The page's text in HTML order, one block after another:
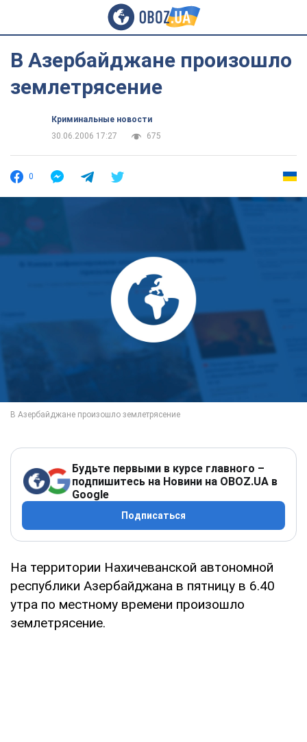
В Азербайджане произошло
землетрясение
Криминальные новости
30.06.2006 17:27
675
0
Будьте первыми в курсе главного –
подпишитесь на Новини на OBOZ.UA в
Google
Подписаться
На территории Нахичеванской автономной
республики Азербайджана в пятницу в 6.40
утра по местному времени произошло
землетрясение.